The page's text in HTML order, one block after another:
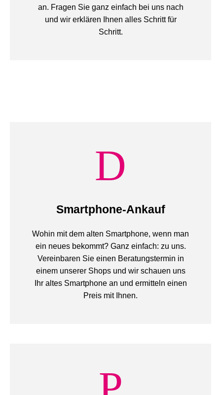
an. Fragen Sie ganz einfach bei uns nach
und wir erklären Ihnen alles Schritt für
Schritt.
Smartphone-Ankauf
Wohin mit dem alten Smartphone, wenn man
ein neues bekommt? Ganz einfach: zu uns.
Vereinbaren Sie einen Beratungstermin in
einem unserer Shops und wir schauen uns
Ihr altes Smartphone an und ermitteln einen
Preis mit Ihnen.